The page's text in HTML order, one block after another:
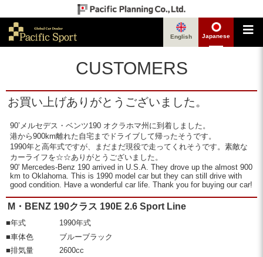
English Japanese
CUSTOMERS
お買い上げありがとうございました。
90’メルセデス・ベンツ190 オクラホマ州に到着しました。
港から900km離れた自宅までドライブして帰ったそうです。
1990年と高年式ですが、まだまだ現役で走ってくれそうです。素敵な
カーライフを☆☆ありがとうございました。
90' Mercedes-Benz 190 arrived in U.S.A. They drove up the almost 900
km to Oklahoma. This is 1990 model car but they can still drive with
good condition. Have a wonderful car life. Thank you for buying our car!
M・BENZ 190クラス 190E 2.6 Sport Line
■年式
1990年式
■車体色
ブルーブラック
■排気量
2600cc